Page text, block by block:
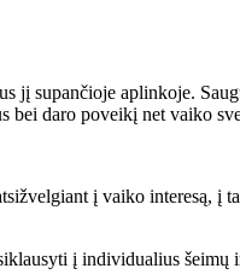
jį supančioje aplinkoje.
bei daro poveikį net vaiko
į vaiko interesą,
į individualius šeimų